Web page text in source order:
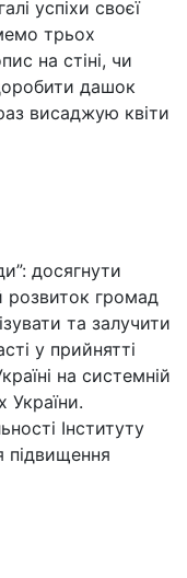
успіхи своєї
трьох
на стіні, чи
дашок
висаджую квіти
досягнути
розвиток громад
та залучити
у прийнятті
на системній
України.
Інституту
підвищення